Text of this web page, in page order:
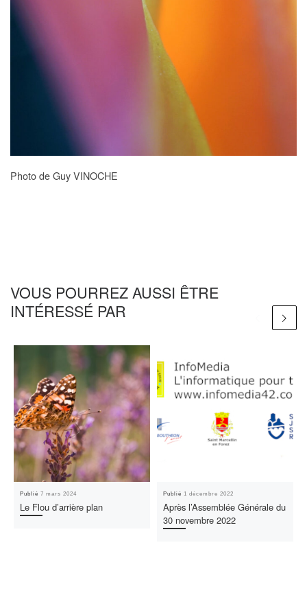
Photo de Guy VINOCHE
VOUS POURREZ AUSSI ÊTRE
INTÉRESSÉ PAR
Publié7 mars 2024
Le Flou d’arrière plan
Publié1 décembre 2022
Après l’Assemblée Générale du
30 novembre 2022